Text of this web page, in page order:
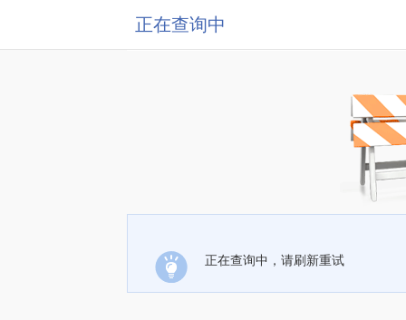
正在查询中
正在查询中，请刷新重试